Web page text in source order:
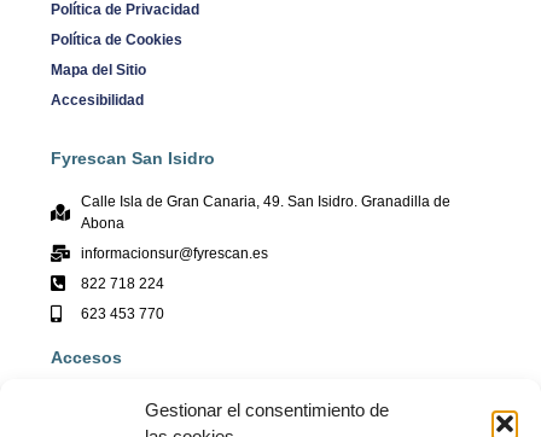
Gestionar el consentimiento de
Política de Privacidad
Política de Cookies
Mapa del Sitio
Accesibilidad
Fyrescan San Isidro
Calle Isla de Gran Canaria, 49. San Isidro. Granadilla de
Abona
informacionsur@fyrescan.es
822 718 224
623 453 770
Accesos